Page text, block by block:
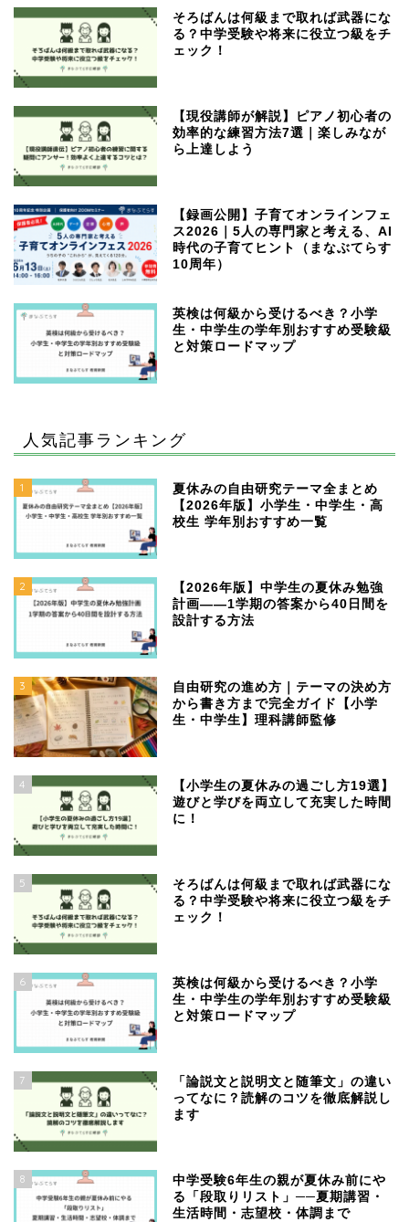
そろばんは何級まで取れば武器にな
る？中学受験や将来に役立つ級をチ
ェック！
【現役講師が解説】ピアノ初心者の
効率的な練習方法7選｜楽しみなが
ら上達しよう
【録画公開】子育てオンラインフェ
ス2026｜5人の専門家と考える、AI
時代の子育てヒント（まなぶてらす
10周年）
英検は何級から受けるべき？小学
生・中学生の学年別おすすめ受験級
と対策ロードマップ
人気記事ランキング
1
夏休みの自由研究テーマ全まとめ
【2026年版】小学生・中学生・高
校生 学年別おすすめ一覧
2
【2026年版】中学生の夏休み勉強
計画——1学期の答案から40日間を
設計する方法
3
自由研究の進め方｜テーマの決め方
から書き方まで完全ガイド【小学
生・中学生】理科講師監修
4
【小学生の夏休みの過ごし方19選】
遊びと学びを両立して充実した時間
に！
5
そろばんは何級まで取れば武器にな
る？中学受験や将来に役立つ級をチ
ェック！
6
英検は何級から受けるべき？小学
生・中学生の学年別おすすめ受験級
と対策ロードマップ
7
「論説文と説明文と随筆文」の違い
ってなに？読解のコツを徹底解説し
ます
8
中学受験6年生の親が夏休み前にや
る「段取りリスト」──夏期講習・
生活時間・志望校・体調まで